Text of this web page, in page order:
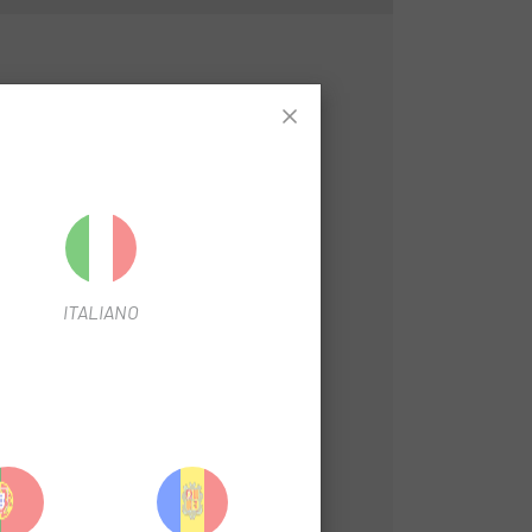
la configuració d'ANT+/Bluetooth®LE
pedalada.
ITALIANO